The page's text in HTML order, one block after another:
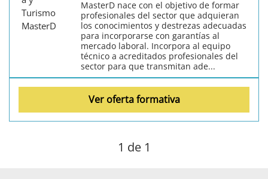
MasterD nace con el objetivo de formar
profesionales del sector que adquieran
los conocimientos y destrezas adecuadas
para incorporarse con garantías al
mercado laboral. Incorpora al equipo
técnico a acreditados profesionales del
sector para que transmitan ade...
Ver oferta formativa
1 de 1